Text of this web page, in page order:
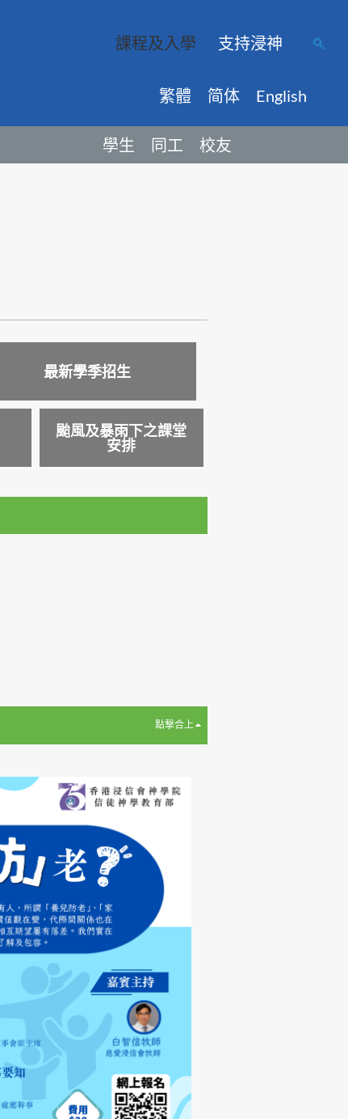
課程及入學 支持浸神
繁體 简体 English
學生 同工 校友
最新學季招生
颱風及暴雨下之課堂
安排
點撃合上